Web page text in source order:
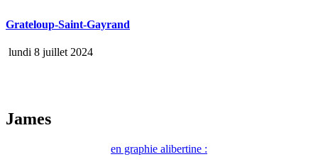
Grateloup-Saint-Gayrand
lundi 8 juillet 2024
James
en graphie alibertine :